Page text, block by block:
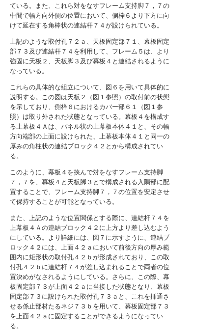
ている。また、これら対をなすフレーム支持脚７，７の
中間で幅方向外側の位置において、側枠６より下方に向
けて延在する角棒状の連結杆７４が設けられている。
上記のような取付孔７２ａ、天板固定部７１、幕板固定
部７３及び連結杆７４を利用して、フレーム５は、より
強固に天板２、天板脚３及び幕板４と連結されるように
なっている。
これらの具体的な組立について、図６を用いて具体的に
説明する。この図は天板２（図１参照）の取付前の状態
を示しており、側枠６におけるカバー部６１（図１参
照）は取り外された状態となっている。幕板４を構成す
る上幕板４Ａは、パネル状の上幕板本体４１と、その幅
方向端部の上面に設けられた、上幕板本体４１と同一の
厚みの角柱状の連結ブロック４２とから構成されてい
る。
このように、幕板４を挟んで対をなすフレーム支持脚
７，７を、幕板４と天板脚３とで構成される入隅部に配
置することで、フレーム支持脚７，７の位置を安定させ
て保持することが可能となっている。
また、上記のような位置関係とする際に、連結杆７４を
上幕板４Ａの連結ブロック４２に上方より差し込むよう
にしている。より詳細には、図７に示すように、連結ブ
ロック４２には、上面４２ａにおいて前後方向の厚み範
囲内に矩形状の取付孔４２ｂが形成されており、この取
付孔４２ｂに連結杆７４が差し込まれることで両者の位
置決めがなされるようにしている。さらに、この際、幕
板固定部７３が上面４２ａに当接した状態となり、幕板
固定部７３に設けられた取付孔７３ａと、これを挿通さ
せる係止部材たるネジ７３ｂを用いて、幕板固定部７３
を上面４２ａに固定することができるようになってい
る。